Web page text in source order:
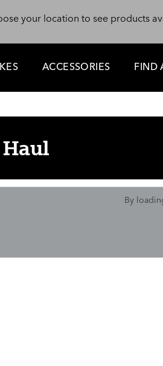
your location to see products
ACCESSORIES FIND
By